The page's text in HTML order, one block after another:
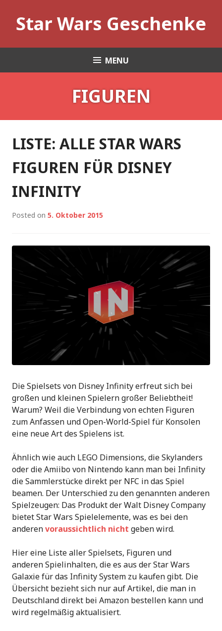
contentStar Wars Geschenke
MENU
FIGUREN
LISTE: ALLE STAR WARS
FIGUREN FÜR DISNEY
INFINITY
Posted on 5. Oktober 2015
Die Spielsets von Disney Infinity erfreut sich bei
großen und kleinen Spielern großer Beliebtheit!
Warum? Weil die Verbindung von echten Figuren
zum Anfassen und Open-World-Spiel für Konsolen
eine neue Art des Spielens ist.
Ähnlich wie auch LEGO Dimensions, die Skylanders
oder die Amiibo von Nintendo kann man bei Infinity
die Sammlerstücke direkt per NFC in das Spiel
beamen. Der Unterschied zu den genannten anderen
Spielzeugen: Das Produkt der Walt Disney Company
bietet Star Wars Spielelemente, was es bei den
anderenvoraussichtlich nicht geben wird.
Hier eine Liste aller Spielsets, Figuren und
anderen Spielinhalten, die es aus der Star Wars
Galaxie für das Infinity System zu kaufen gibt. Die
Übersicht bezieht sich nur auf Artikel, die man in
Deutschland direkt bei Amazon bestellen kann und
wird regelmäßig aktualisiert.